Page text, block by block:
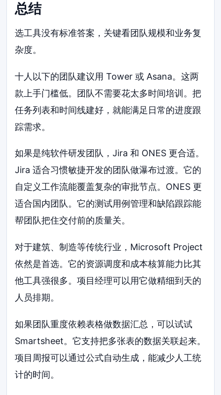
总结
选工具没有标准答案，关键看团队规模和业务复
杂度。
十人以下的团队建议用 Tower 或 Asana。这两
款上手门槛低。团队不需要花太多时间培训。把
任务列表和时间线建好，就能满足日常的进度跟
踪需求。
如果是纯软件研发团队，Jira 和 ONES 更合适。
Jira 适合习惯敏捷开发的团队做瀑布过渡。它的
自定义工作流能覆盖复杂的审批节点。ONES 更
适合国内团队。它的测试用例管理和缺陷跟踪能
帮团队把住交付前的质量关。
对于建筑、制造等传统行业，Microsoft Project
依然是首选。它的资源调度和成本核算能力比其
他工具强很多。项目经理可以用它做精细到天的
人员排期。
如果团队重度依赖表格做数据汇总，可以试试
Smartsheet。它支持把多张表的数据关联起来。
项目周报可以通过公式自动生成，能减少人工统
计的时间。